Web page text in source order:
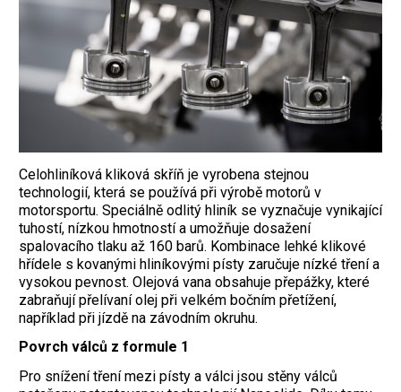
Celohliníková kliková skříň je vyrobena stejnou
technologií, která se používá při výrobě motorů v
motorsportu. Speciálně odlitý hliník se vyznačuje vynikající
tuhostí, nízkou hmotností a umožňuje dosažení
spalovacího tlaku až 160 barů. Kombinace lehké klikové
hřídele s kovanými hliníkovými písty zaručuje nízké tření a
vysokou pevnost. Olejová vana obsahuje přepážky, které
zabraňují přelívaní olej při velkém bočním přetížení,
například při jízdě na závodním okruhu.
Povrch válců z formule 1
Pro snížení tření mezi písty a válci jsou stěny válců